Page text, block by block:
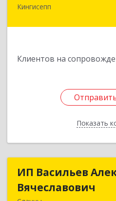
Кингисепп
Клиентов на
Показать
ИП Васильев
Вячеславович
ИП